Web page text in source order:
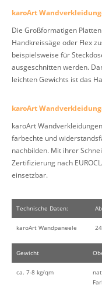
karoArt
Die Großformatigen
Handkreissäge oder Flex
beispielsweise für
ausgeschnitten werden.
leichten Gewichts ist das
karoArt
karoArt
farbechte und
nachbilden. Mit ihrer
Zertifizierung nach
einsetzbar.
Technische Daten:
karoArt Wandpaneele
Gewicht
ca. 7-8 kg/qm